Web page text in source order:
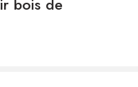
bois de